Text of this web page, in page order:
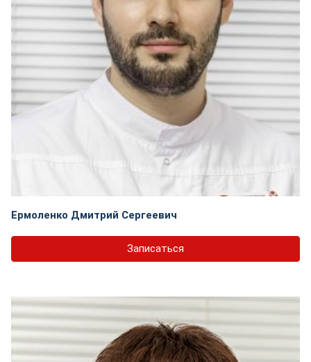
Ермоленко Дмитрий Сергеевич
Записаться